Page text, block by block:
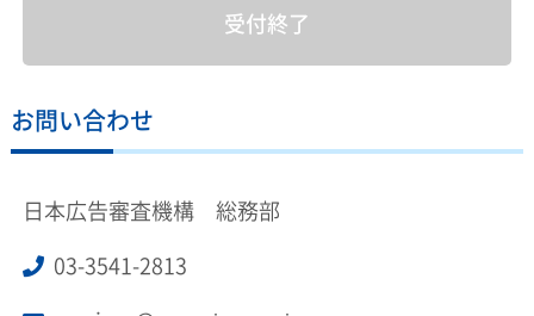
受付終了
お問い合わせ
日本広告審査機構 総務部
03-3541-2813